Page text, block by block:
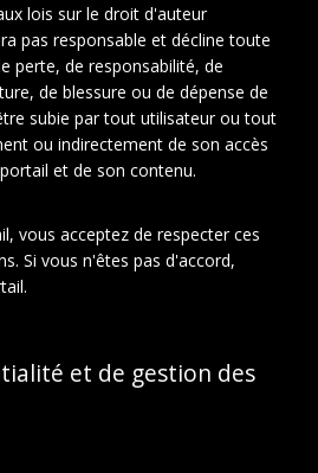
Kovacs, Yves
Collin, Philippe
Duchamp, Marcel
cet objet En relation
Duchamp
lois sur le droit d'auteur
pas responsable et décline toute
perte, de responsabilité, de
de blessure ou de dépense de
subie par tout utilisateur ou tout
ou indirectement de son accès
et de son contenu.
vous acceptez de respecter ces
Si vous n'êtes pas d'accord,
et de gestion des